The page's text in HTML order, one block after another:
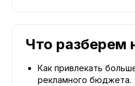
Что разберем
Как привлекать
рекламного бюджета.